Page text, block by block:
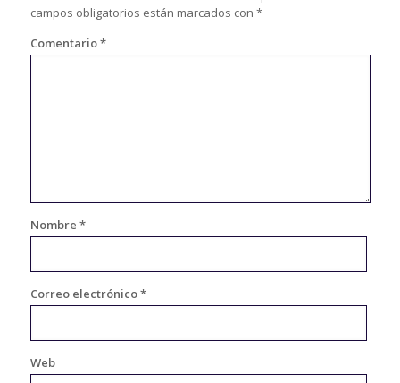
campos obligatorios están marcados con *
Comentario*
Nombre *
Correo electrónico*
Web